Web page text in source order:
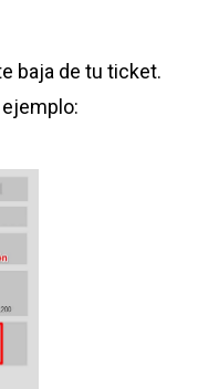
baja de tu ticket.